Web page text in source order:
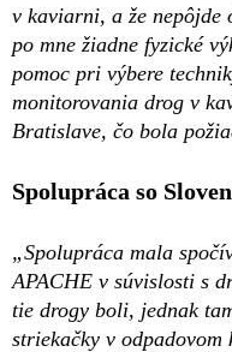
v kaviarni, a že nepôjde
po mne žiadne fyzické
pomoc pri výbere
monitorovania drog v
Bratislave, čo bola
Spolupráca so
„Spolupráca mala
APACHE v súvislosti s
tie drogy boli, jednak
striekačky v